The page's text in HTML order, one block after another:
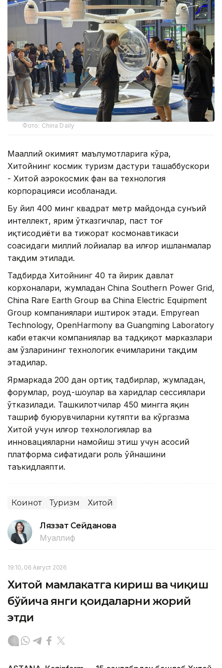
Фото: China Daily
Маҳаллий ҳокимият маълумотларига кўра,
Хитойнинг космик туризм дастури ташаббускори
- Хитой аэрокосмик фан ва технология
корпорацияси ҳисобланади.
Бу йил 400 минг квадрат метр майдонда сунъий
интеллект, ярим ўтказгичлар, паст тоғ
иқтисодиёти ва тижорат космонавтикаси
соҳасидаги миллий лойиҳалар ва илғор ишланмалар
тақдим этилади.
Тадбирда Хитойнинг 40 та йирик давлат
корхоналари, жумладан China Southern Power Grid,
China Rare Earth Group ва China Electric Equipment
Group компаниялари иштирок этади. Empyrean
Technology, OpenHarmony ва Guangming Laboratory
каби етакчи компаниялар ва тадқиқот марказлари
ҳам ўзларининг технологик ечимларини тақдим
этадилар.
Ярмаркада 200 дан ортиқ тадбирлар, жумладан,
форумлар, роуд-шоулар ва харидлар сессиялари
ўтказилади. Ташкилотчилар 450 мингга яқин
ташриф буюрувчиларни кутяпти ва кўргазма
Хитой учун илғор технологиялар ва
инновацияларни намойиш этиш учун асосий
платформа сифатидаги роль ўйнашини
таъкидлаяпти.
Коинот Туризм Хитой
Ляззат Сейданова
Муаллиф
19:10, 06 Август 2026
Хитой мамлакатга кириш ва чиқиш
бўйича янги қоидаларни жорий
этди